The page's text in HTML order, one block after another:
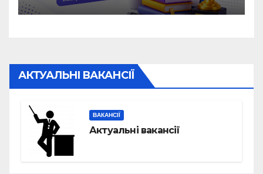
АКТУАЛЬНІ ВАКАНСІЇ
ВАКАНСІЇ
Актуальні вакансії